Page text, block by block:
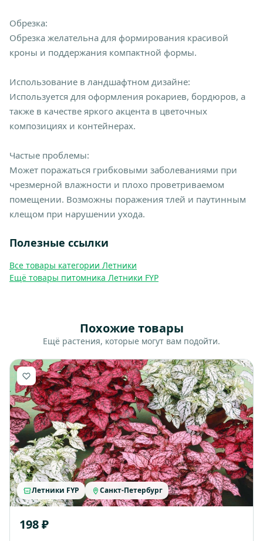
Обрезка:
Обрезка желательна для формирования красивой
кроны и поддержания компактной формы.
Использование в ландшафтном дизайне:
Используется для оформления рокариев, бордюров, а
также в качестве яркого акцента в цветочных
композициях и контейнерах.
Частые проблемы:
Может поражаться грибковыми заболеваниями при
чрезмерной влажности и плохо проветриваемом
помещении. Возможны поражения тлей и паутинным
клещом при нарушении ухода.
Полезные ссылки
Все товары категории Летники
Ещё товары питомника Летники FYP
Похожие товары
Ещё растения, которые могут вам подойти.
Летники FYP Санкт-Петербург
198 ₽